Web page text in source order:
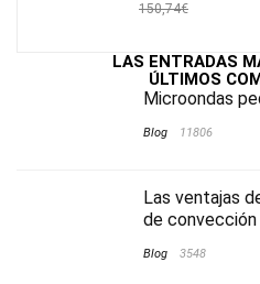
150,74€
LAS ENTRADAS
ÚLTIMOS
Microondas
Blog 11806
Las ventajas
de convección
Blog 3548